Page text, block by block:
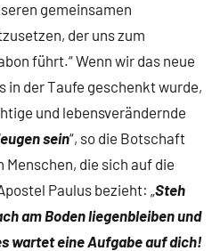
gemeinsamen
der uns zum
führt.“ Wenn wir das neue
in der Taufe geschenkt wurde,
und lebensverändernde
sein“, so die Botschaft
Menschen, die sich auf die
Paulus bezieht: „ Steh
am Boden liegenbleiben und
wartet eine Aufgabe auf dich!